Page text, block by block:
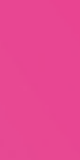
an zwei
w/d)
24
ab